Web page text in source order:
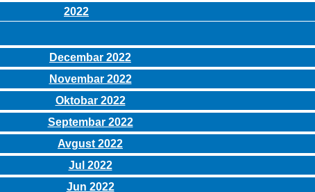
2022
Decembar 2022
Novembar 2022
Oktobar 2022
Septembar 2022
Avgust 2022
Jul 2022
Jun 2022